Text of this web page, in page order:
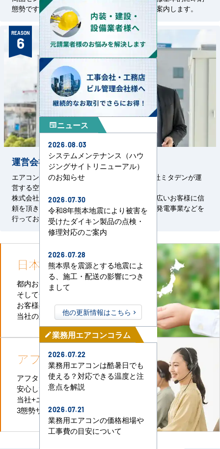
態勢です。特殊機器については都度、納期をご案内します。
REASON
6
運営会社の信頼と実績
エアコンセンターACは、1967年創設の株式会社ミタデンが運
営する空調事業サービスです。
株式会社ミタデンは、官公庁をはじめとした幅広いお客様に信
頼を頂き、空調・管設備工事、電気設備工事、発電事業などを
行っております。
日本全国施工対応
都内および首都圏全域
そして全国津々浦々
お客様のお近くに
当社の直工店がございます
アフターケア も万全
アフターケアも迅速に対応、
安心してお任せいただけます。
当社+エアコンメーカー+直工店の
3態勢サポートなのでお任せください
newspaperニュース
2026.08.03
システムメンテナンス（ハウ
ジングサイトリニューアル）
のお知らせ
2026.07.30
令和8年熊本地震により被害を
受けたダイキン製品の点検・
修理対応のご案内
2026.07.28
熊本県を震源とする地震によ
る、施工・配送の影響につき
まして
他の更新情報はこちら
mode_edit業務用エアコンコラム
2026.07.22
業務用エアコンは酷暑日でも
使える？対応できる温度と注
意点を解説
2026.07.21
業務用エアコンの価格相場や
工事費の目安について